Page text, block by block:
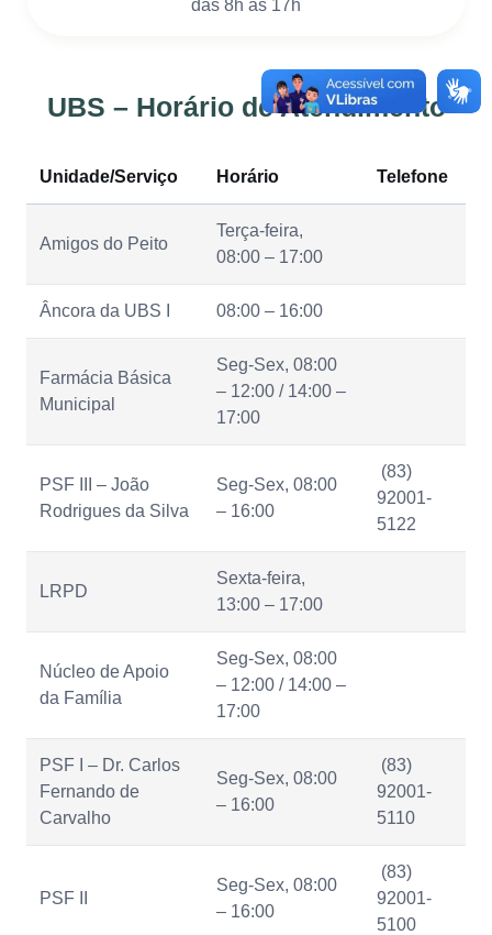
das 8h às 17h
UBS – Horário de Atendimento
Unidade/Serviço Horário Telefone
Amigos do Peito
Terça-feira,
08:00 – 17:00
Âncora da UBS I 08:00 – 16:00
Farmácia Básica
Municipal
Seg-Sex, 08:00
– 12:00 / 14:00 –
17:00
PSF III – João
Rodrigues da Silva
Seg-Sex, 08:00
– 16:00
(83)
92001-
5122
LRPD
Sexta-feira,
13:00 – 17:00
Núcleo de Apoio
da Família
Seg-Sex, 08:00
– 12:00 / 14:00 –
17:00
PSF I – Dr. Carlos
Fernando de
Carvalho
Seg-Sex, 08:00
– 16:00
(83)
92001-
5110
PSF II
Seg-Sex, 08:00
– 16:00
(83)
92001-
5100